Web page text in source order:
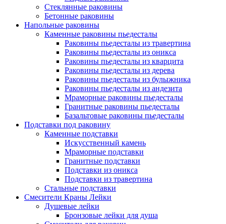
Стеклянные раковины
Бетонные раковины
Напольные раковины
Каменные раковины пьедесталы
Раковины пьедесталы из травертина
Раковины пьедесталы из оникса
Раковины пьедесталы из кварцита
Раковины пьедесталы из дерева
Раковины пьедесталы из булыжника
Раковины пьедесталы из андезита
Мраморные раковины пьедесталы
Гранитные раковины пьедесталы
Базальтовые раковины пьедесталы
Подставки под раковину
Каменные подставки
Искусственный камень
Мраморные подставки
Гранитные подставки
Подставки из оникса
Подставки из травертина
Стальные подставки
Смесители Краны Лейки
Душевые лейки
Бронзовые лейки для душа